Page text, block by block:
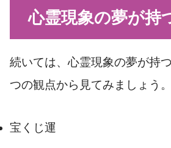
心霊現象の夢が持
続いては、心霊現象の夢が持
つの観点から見てみましょう。
宝くじ運